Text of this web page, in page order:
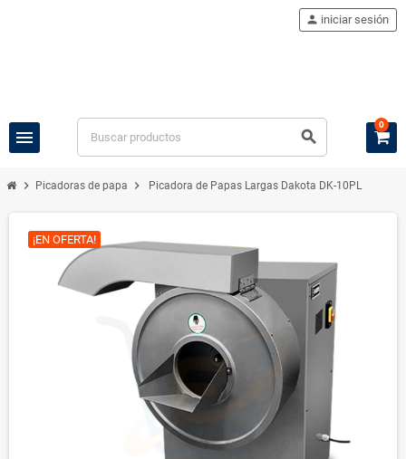
menu search
person iniciar sesión
0
chevron_right Picadoras de papa chevron_right Picadora de Papas Largas Dakota DK-10PL
¡EN OFERTA!